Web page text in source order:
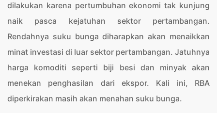
dilakukan karena pertumbuhan ekonomi tak kunjung
naik pasca kejatuhan sektor pertambangan.
Rendahnya suku bunga diharapkan akan menaikkan
minat investasi di luar sektor pertambangan. Jatuhnya
harga komoditi seperti biji besi dan minyak akan
menekan penghasilan dari ekspor. Kali ini, RBA
diperkirakan masih akan menahan suku bunga.